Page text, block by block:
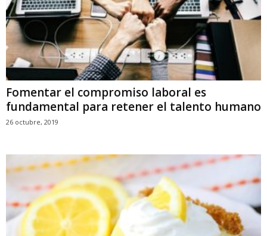
Fomentar el compromiso laboral es
fundamental para retener el talento humano
26 octubre, 2019